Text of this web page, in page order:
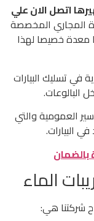
اتصل الان علي
المجاري المخصصة
معدة خصيصا لهذا
في تسليك البيارات
البالوعات.
العمومية والتي
البيارات.
الماء
شركتنا هي: